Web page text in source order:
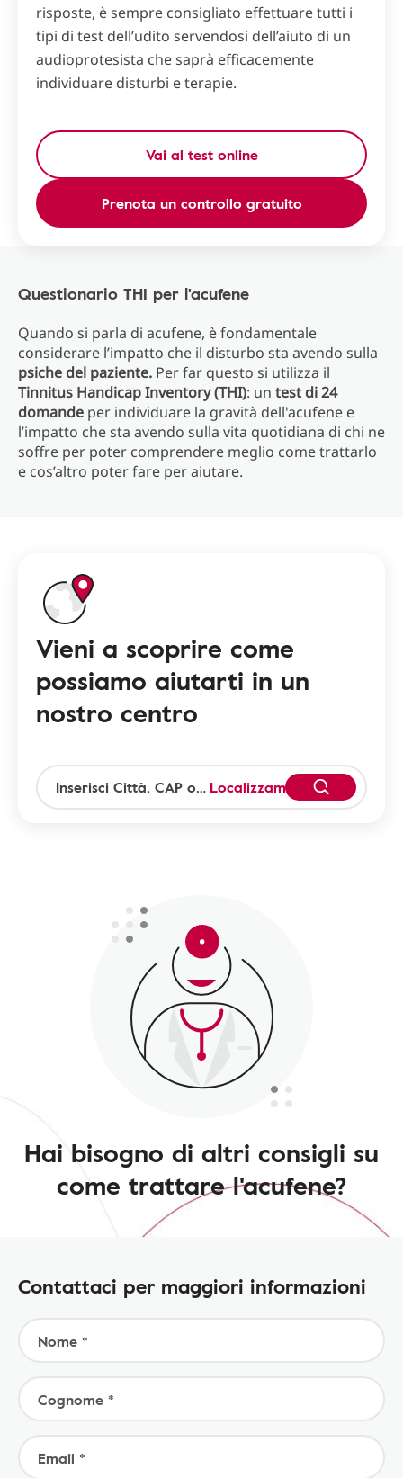
risposte, è sempre consigliato effettuare tutti i
tipi di test dell’udito servendosi dell’aiuto di un
audioprotesista che saprà efficacemente
individuare disturbi e terapie.
Vai al test online
Prenota un controllo gratuito
Questionario THI per l'acufene
Quando si parla di acufene, è fondamentale
considerare l’impatto che il disturbo sta avendo sulla
psiche del paziente. Per far questo si utilizza il
Tinnitus Handicap Inventory (THI): un test di 24
domande per individuare la gravità dell'acufene e
l’impatto che sta avendo sulla vita quotidiana di chi ne
soffre per poter comprendere meglio come trattarlo
e cos’altro poter fare per aiutare.
Vieni a scoprire come
possiamo aiutarti in un
nostro centro
Localizzami
Hai bisogno di altri consigli su
come trattare l'acufene?
Contattaci per maggiori informazioni
Nome *
Cognome *
Email *